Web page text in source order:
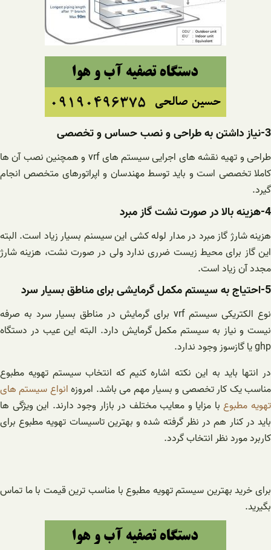
3-نیاز داشتن به طراحی و نصب حساس و تخصصی
طراحی و تهیه نقشه های اجرایی سیستم های vrf و همچنین نصب آن ها
کاملا تخصصی است و باید توسط مهندسان و اپراتورهای متخصص انجام
گیرد.
4-هزینه بالا در صورت نشت گاز مبرد
هزینه شارژ گاز مبرد در مدار لوله کشی این سیسنم بسیار زیاد است. البته
این گاز برای محیط زیست ضرری ندارد ولی در صورت نشت، هزینه شارژ
مجدد آن زیاد است.
5-احتیاج به سیستم مکمل گرمایشی برای مناطق بسیار سرد
نوع الکتریکی سیستم vrf برای گرمایش در مناطق بسیار سرد به صرفه
نیست و نیاز به سیستم مکمل گرمایش دارد. البته این عیب در دستگاه
ghp یا گازسوز وجود ندارد.
در انتها باید به این نکته اشاره کنیم که انتخاب سیستم تهویه مطبوع
مناسب یک کار تخصصی و بسیار مهم می باشد. امروزهانواع سیستم های
تهویه مطبوعبا مزایا و معایب مختلف در بازار وجود دارند. این ویژگی ها
باید در کنار هم در نظر گرفته شده و بهترین تاسیسات تهویه مطبوع برای
کاربرد مورد نظر انتخاب گردد.
برای خرید بهترین سیستم تهویه مطبوع با مناسب ترین قیمت با ما تماس
بگیرید.